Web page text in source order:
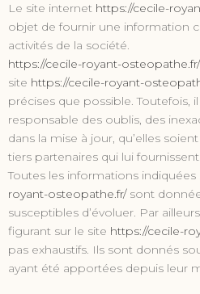
Le site internet https://cecile-
objet de fournir une information
activités de la société.
https://cecile-royant-osteopathe.fr/
site https://cecile-royant-
précises que possible. Toutefois,
responsable des oublis, des
dans la mise à jour, qu’elles
tiers partenaires qui lui
Toutes les informations indiquées
royant-osteopathe.fr/sont
susceptibles d’évoluer. Par
figurant sur le site https://cecile-
pas exhaustifs. Ils sont donnés
ayant été apportées depuis leur